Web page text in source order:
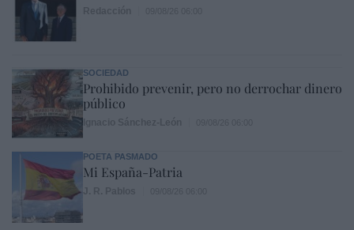
SOCIEDAD
Prohibido prevenir, pero no derrochar dinero
público
POETA PASMADO
Mi España-Patria